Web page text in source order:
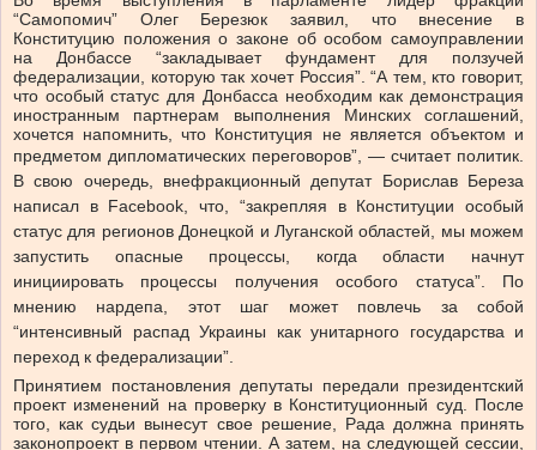
“Самопомич” Олег Березюк заявил, что внесение в
Конституцию положения о законе об особом самоуправлении
на Донбассе “закладывает фундамент для ползучей
федерализации, которую так хочет Россия”. “А тем, кто говорит,
что особый статус для Донбасса необходим как демонстрация
иностранным партнерам выполнения Минских соглашений,
хочется напомнить, что Конституция не является объектом и
предметом дипломатических переговоров”, — считает политик.
В свою очередь, внефракционный депутат Борислав Береза
написал в Facebook, что, “закрепляя в Конституции особый
статус для регионов Донецкой и Луганской областей, мы можем
запустить опасные процессы, когда области начнут
инициировать процессы получения особого статуса”. По
мнению нардепа, этот шаг может повлечь за собой
“интенсивный распад Украины как унитарного государства и
переход к федерализации”.
Принятием постановления депутаты передали президентский
проект изменений на проверку в Конституционный суд. После
того, как судьи вынесут свое решение, Рада должна принять
законопроект в первом чтении. А затем, на следующей сессии,